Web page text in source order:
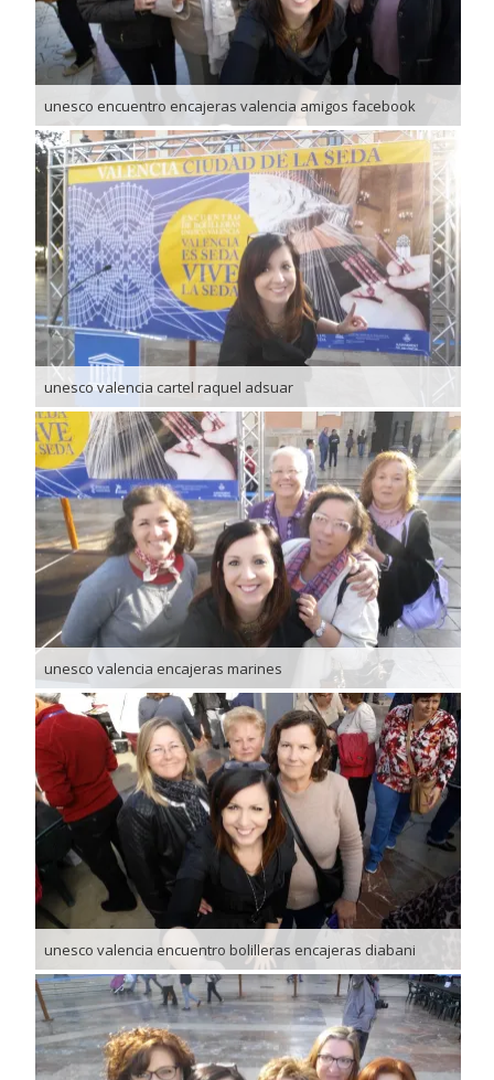
unesco encuentro encajeras valencia amigos facebook
unesco valencia cartel raquel adsuar
unesco valencia encajeras marines
unesco valencia encuentro bolilleras encajeras diabani